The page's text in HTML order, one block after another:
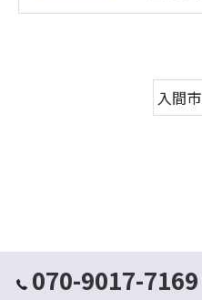
入間市
070-9017-7169